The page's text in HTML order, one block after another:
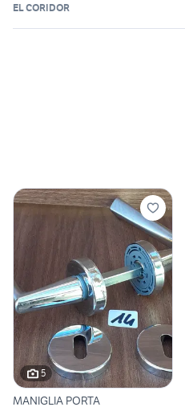
EL CORIDOR
5
MANIGLIA PORTA